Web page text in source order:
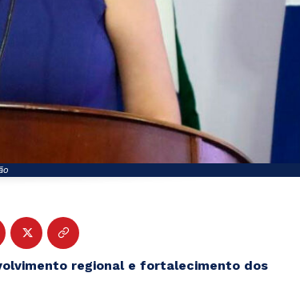
regional e fortalecimento dos